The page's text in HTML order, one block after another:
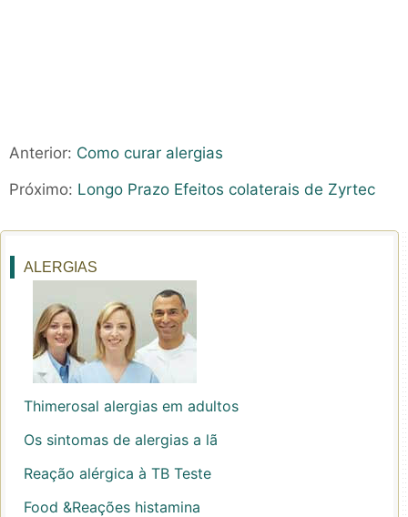
Anterior: Como curar alergias
Próximo: Longo Prazo Efeitos colaterais de Zyrtec
ALERGIAS
Thimerosal alergias em adultos
Os sintomas de alergias a lã
Reação alérgica à TB Teste
Food &Reações histamina